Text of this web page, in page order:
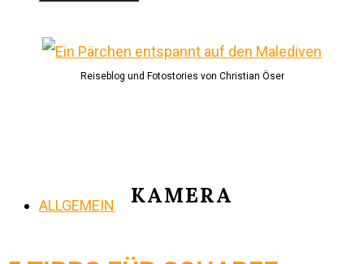
Reiseblog und Fotostories von Christian Öser
KAMERA
ALLGEMEIN